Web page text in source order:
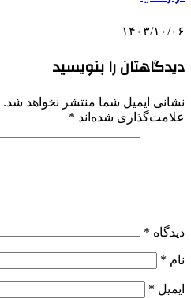
۱۴۰۳/۱۰/۰۶
دیدگاهتان را بنویسید
نشانی ایمیل شما منتشر نخواهد شد.
علامت‌گذاری شده‌اند *
دیدگاه *
نام *
ایمیل *